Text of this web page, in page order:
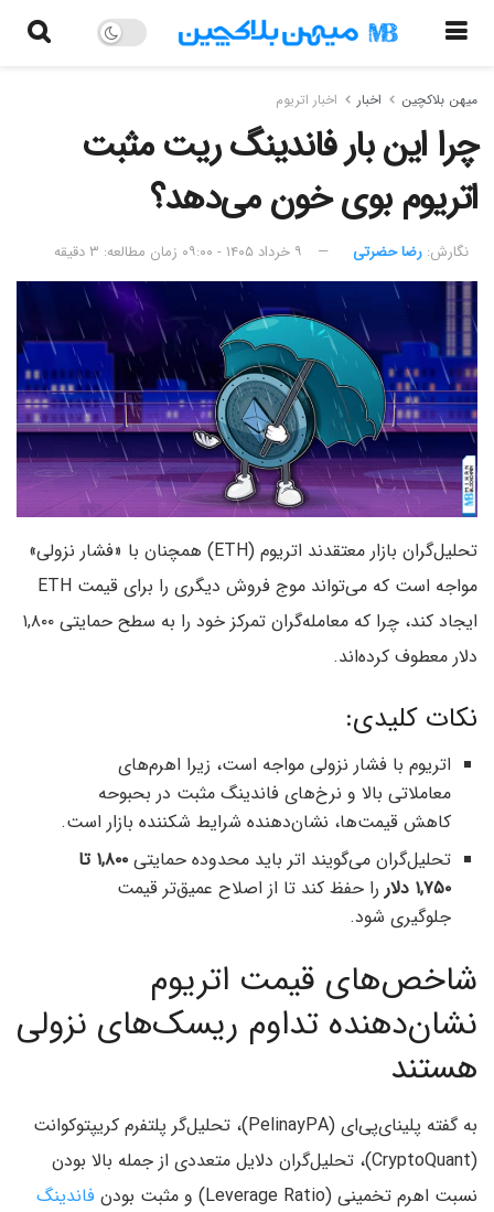
میهن بلاکچین اخبار اخبار اتریوم
چرا این بار فاندینگ ریت مثبت
اتریوم بوی خون می‌دهد؟
نگارش:‌ رضا حضرتی ۹ خرداد ۱۴۰۵ - ۰۹:۰۰ زمان مطالعه: ۳ دقیقه
تحلیل‌گران بازار معتقدند اتریوم (ETH) همچنان با «فشار نزولی»
مواجه است که می‌تواند موج فروش دیگری را برای قیمت ETH
ایجاد کند، چرا که معامله‌گران تمرکز خود را به سطح حمایتی ۱,۸۰۰
دلار معطوف کرده‌اند.
نکات کلیدی:
اتریوم با فشار نزولی مواجه است، زیرا اهرم‌های
معاملاتی بالا و نرخ‌های فاندینگ مثبت در بحبوحه
کاهش قیمت‌ها، نشان‌دهنده شرایط شکننده بازار است.
تحلیل‌گران می‌گویند اتر باید محدوده حمایتی
۱,۸۰۰ تا
۱,۷۵۰ دلار
را حفظ کند تا از اصلاح عمیق‌تر قیمت
جلوگیری شود.
شاخص‌های قیمت اتریوم
نشان‌دهنده تداوم ریسک‌های نزولی
هستند
به گفته پلینای‌پی‌ای (PelinayPA)، تحلیل‌گر پلتفرم کریپتوکوانت
(CryptoQuant)، تحلیل‌گران دلایل متعددی از جمله بالا بودن
نسبت اهرم تخمینی (Leverage Ratio) و مثبت بودن
فاندینگ